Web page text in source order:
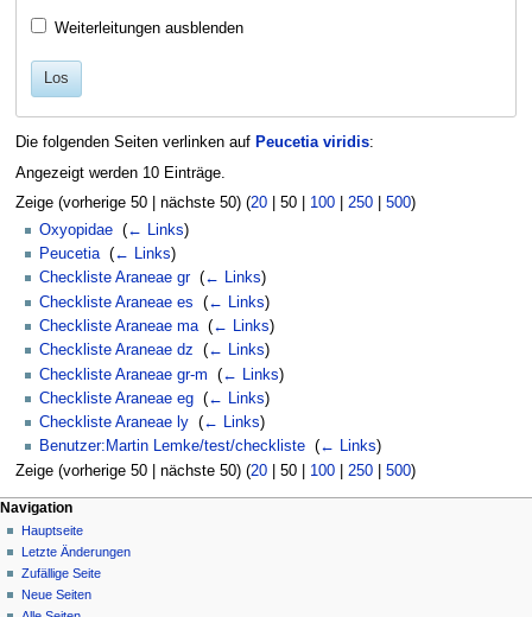
Weiterleitungen ausblenden
Los
Die folgenden Seiten verlinken auf Peucetia viridis:
Angezeigt werden 10 Einträge.
Zeige (vorherige 50| nächste 50) (20| 50| 100| 250| 500)
Oxyopidae (← Links)
Peucetia‎ (← Links)
Checkliste Araneae gr‎ (← Links)
Checkliste Araneae es
(← Links)
Checkliste Araneae ma‎ (← Links)
Checkliste Araneae dz
(← Links)
Checkliste Araneae gr-m
(← Links)
Checkliste Araneae eg (← Links)
Checkliste Araneae ly (← Links)
Benutzer:Martin Lemke/test/checkliste (← Links)
Zeige (vorherige 50| nächste 50) (20| 50| 100| 250| 500)
Navigation
Hauptseite
Letzte Änderungen
Zufällige Seite
Neue Seiten